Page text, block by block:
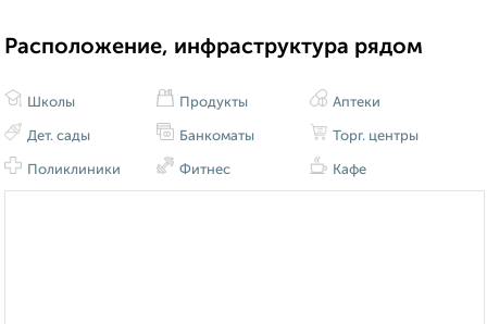
Расположение, инфраструктура рядом
Школы
Дет. сады
Поликлиники
Продукты
Банкоматы
Фитнес
Аптеки
Торг. центры
Кафе